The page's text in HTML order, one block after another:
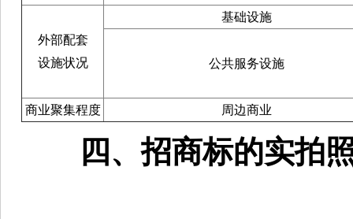
外部配套
设施状况
基础设施
公共服务设施
商业聚集程度 周边商业
四、招商标的实拍